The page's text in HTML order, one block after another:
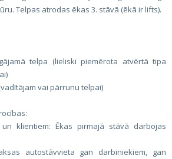
Telpas atrodas ēkas 3. stāvā (ēkā ir lifts).
telpa (lieliski piemērota atvērtā tipa
vai pārrunu telpai)
klientiem: Ēkas pirmajā stāvā darbojas
autostāvvieta gan darbiniekiem, gan